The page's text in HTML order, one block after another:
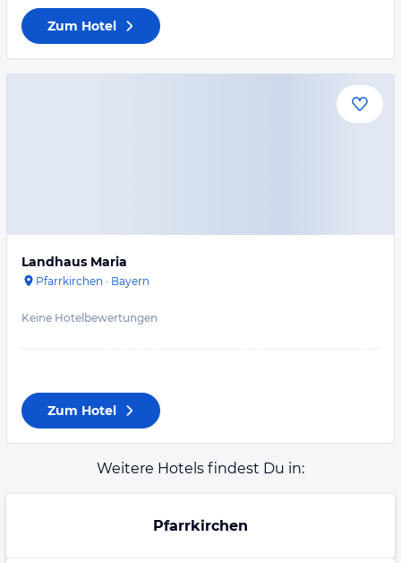
Zum Hotel
Landhaus Maria
Pfarrkirchen · Bayern
Keine Hotelbewertungen
Zum Hotel
Weitere Hotels findest Du in:
Pfarrkirchen